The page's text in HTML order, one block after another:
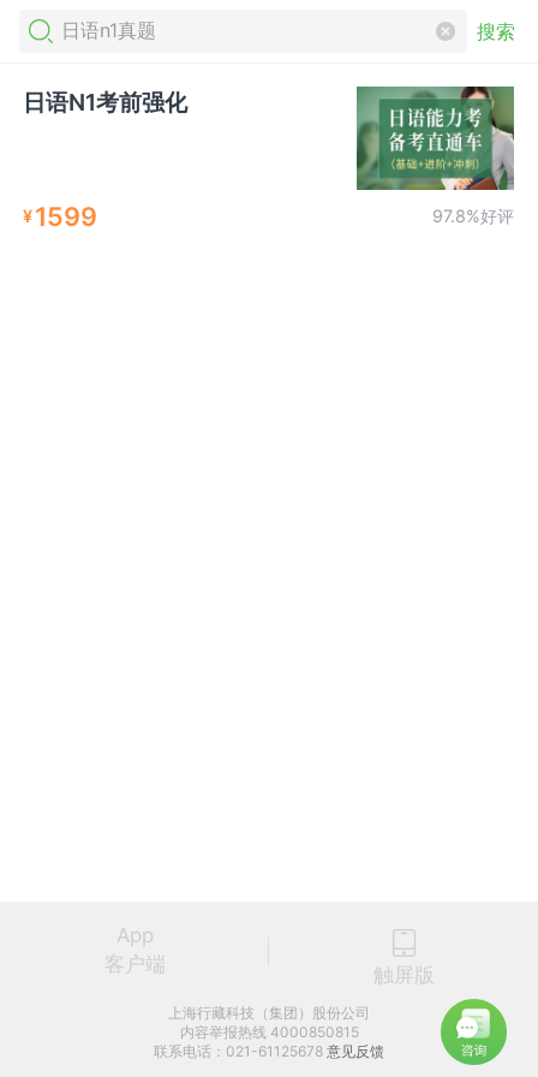
搜索
日语N1考前强化
¥1599 97.8%好评
App
客户端
触屏版
上海行藏科技（集团）股份公司
内容举报热线 4000850815
联系电话：021-61125678 意见反馈